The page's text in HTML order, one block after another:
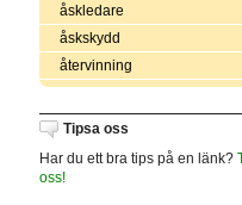
åskledare
åskskydd
återvinning
Tipsa oss
Har du ett bra tips på en länk?
oss!